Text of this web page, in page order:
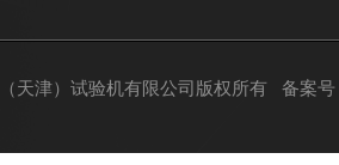
天津）试验机有限公司版权所有 备案号